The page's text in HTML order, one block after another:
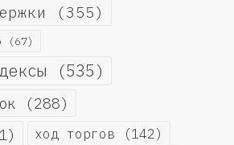
(355)
(67)
(535)
(288)
ход торгов (142)